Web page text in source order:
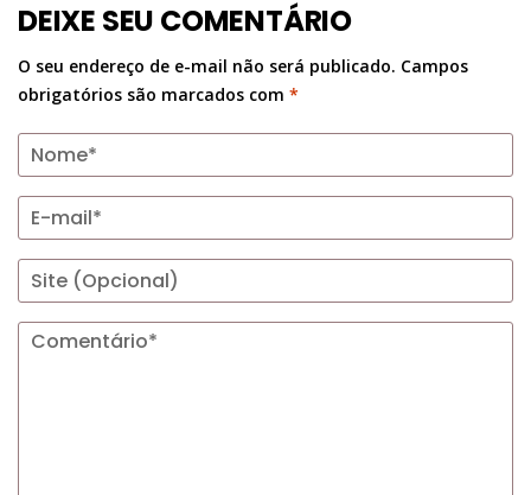
DEIXE SEU COMENTÁRIO
O seu endereço de e-mail não será publicado. Campos
obrigatórios são marcados com *